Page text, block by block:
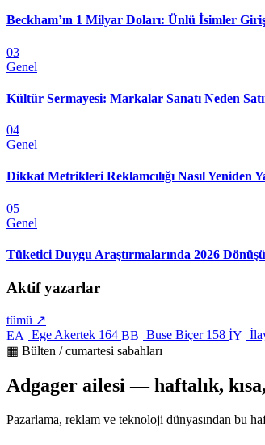
Beckham’ın 1 Milyar Doları: Ünlü İsimler
03
Genel
Kültür Sermayesi: Markalar Sanatı Neden
04
Genel
Dikkat Metrikleri Reklamcılığı Nasıl Yeniden
05
Genel
Tüketici Duygu Araştırmalarında 2026
Aktif yazarlar
tümü ↗
EA
Ege Akertek 164 BB Buse Biçer 158 İY
▦ Bülten / cumartesi sabahları
Adgager ailesi — haftalık,
Pazarlama, reklam ve teknoloji dünyasından bu